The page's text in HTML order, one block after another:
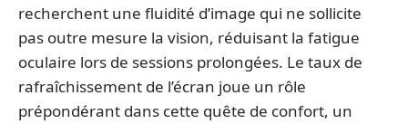
recherchent une fluidité d’image qui ne sollicite
pas outre mesure la vision, réduisant la fatigue
oculaire lors de sessions prolongées. Le taux de
rafraîchissement de l’écran joue un rôle
prépondérant dans cette quête de confort, un